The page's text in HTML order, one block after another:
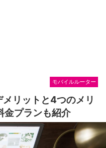
モバイルルーター
リットと4つのメリ
金プランも紹介